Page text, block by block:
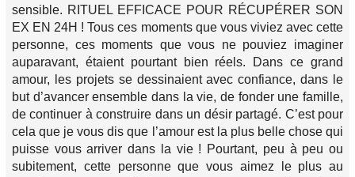
sensible. RITUEL EFFICACE POUR RÉCUPÉRER SON
EX EN 24H ! Tous ces moments que vous viviez avec cette
personne, ces moments que vous ne pouviez imaginer
auparavant, étaient pourtant bien réels. Dans ce grand
amour, les projets se dessinaient avec confiance, dans le
but d’avancer ensemble dans la vie, de fonder une famille,
de continuer à construire dans un désir partagé. C’est pour
cela que je vous dis que l’amour est la plus belle chose qui
puisse vous arriver dans la vie ! Pourtant, peu à peu ou
subitement, cette personne que vous aimez le plus au